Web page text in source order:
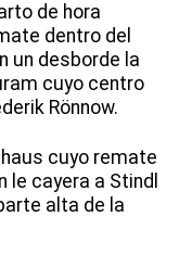
de hora
dentro del
un desborde la
cuyo centro
Rönnow.
cuyo remate
le cayera a Stindl
alta de la